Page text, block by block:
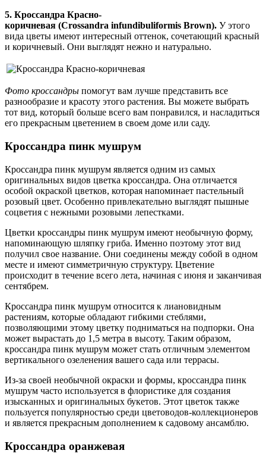
5. Кроссандра Красно-
коричневая (Crossandra infundibuliformis Brown). У этого
вида цветы имеют интересный оттенок, сочетающий красный
и коричневый. Они выглядят нежно и натурально.
Фото кроссандры помогут вам лучше представить все
разнообразие и красоту этого растения. Вы можете выбрать
тот вид, который больше всего вам понравился, и насладиться
его прекрасным цветением в своем доме или саду.
Кроссандра пинк мушрум
Кроссандра пинк мушрум является одним из самых
оригинальных видов цветка кроссандра. Она отличается
особой окраской цветков, которая напоминает пастельный
розовый цвет. Особенно привлекательно выглядят пышные
соцветия с нежными розовыми лепестками.
Цветки кроссандры пинк мушрум имеют необычную форму,
напоминающую шляпку гриба. Именно поэтому этот вид
получил свое название. Они соединены между собой в одном
месте и имеют симметричную структуру. Цветение
происходит в течение всего лета, начиная с июня и заканчивая
сентябрем.
Кроссандра пинк мушрум относится к лиановидным
растениям, которые обладают гибкими стеблями,
позволяющими этому цветку подниматься на подпорки. Она
может вырастать до 1,5 метра в высоту. Таким образом,
кроссандра пинк мушрум может стать отличным элементом
вертикального озеленения вашего сада или террасы.
Из-за своей необычной окраски и формы, кроссандра пинк
мушрум часто используется в флористике для создания
изысканных и оригинальных букетов. Этот цветок также
пользуется популярностью среди цветоводов-коллекционеров
и является прекрасным дополнением к садовому ансамблю.
Кроссандра оранжевая